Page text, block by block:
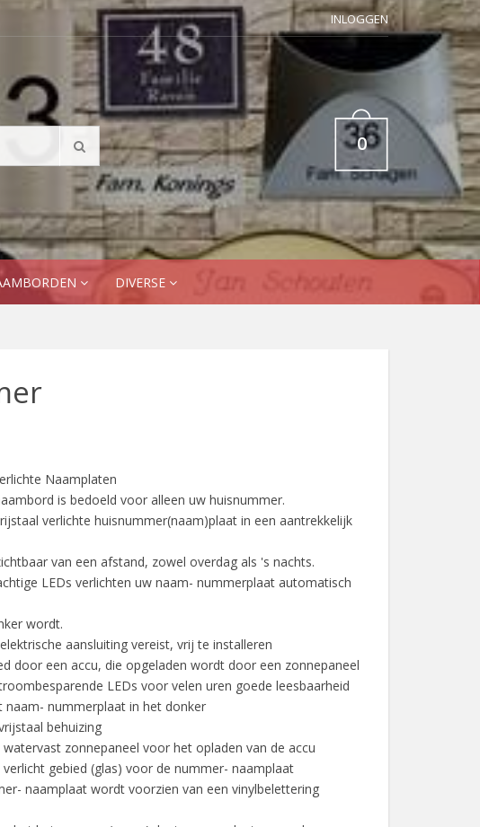
INLOGGEN
0
DIVERSE
Naamplaten
is bedoeld voor alleen uw huisnummer.
verlichte huisnummer(naam)plaat in een aantrekkelijk
van een afstand, zowel overdag als 's nachts.
LEDs verlichten uw naam- nummerplaat automatisch
wordt.
aansluiting vereist, vrij te installeren
door een accu, die opgeladen wordt door een zonnepaneel
LEDs voor velen uren goede leesbaarheid
naam- nummerplaat in het donker
behuizing
zonnepaneel voor het opladen van de accu
gebied (glas) voor de nummer- naamplaat
naamplaat wordt voorzien van een vinylbelettering